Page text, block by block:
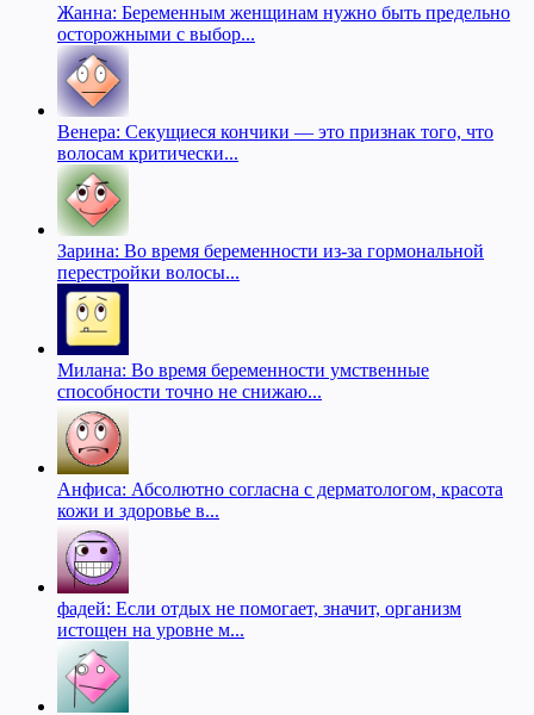
Жанна: Беременным женщинам нужно быть предельно
осторожными с выбор...
Венера: Секущиеся кончики — это признак того, что
волосам критически...
Зарина: Во время беременности из-за гормональной
перестройки волосы...
Милана: Во время беременности умственные
способности точно не снижаю...
Анфиса: Абсолютно согласна с дерматологом, красота
кожи и здоровье в...
фадей: Если отдых не помогает, значит, организм
истощен на уровне м...